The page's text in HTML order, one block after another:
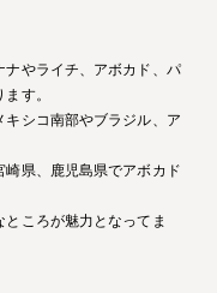
やライチ、アボカド、パ
す。
シコ南部やブラジル、ア
県、鹿児島県でアボカド
ころが魅力となってま